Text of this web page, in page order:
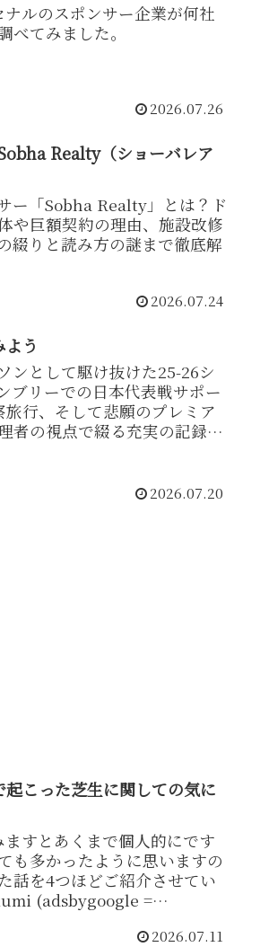
ルのスポンサー企業が何社
べてみました。
2026.07.26
Realty（ショーバレア
ー「Sobha Realty」とは？ド
や巨額契約の理由、施設改修
綴りと読み方の謎まで徹底解
2026.07.24
う
ンとして駆け抜けた25-26シ
ブリーでの日本代表戦サポー
行、そして悲願のプレミア
者の視点で綴る充実の記録と
2026.07.20
こった芝生に関しての気に
すとあくまで個人的にです
も多かったように思いますの
話を4つほどご紹介させてい
(adsbygoogle =
2026.07.11